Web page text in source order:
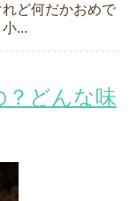
ど何だかおめで
...
？どんな味